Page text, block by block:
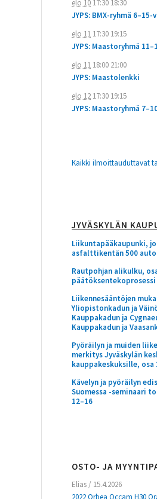
elo 10 17:30 18:30
JYPS: BMX-ryhmä
elo 11 17:30 19:15
JYPS: Maastoryhmä
elo 11 18:00 21:00
JYPS: Maastolenkki
elo 12 17:30 19:15
JYPS: Maastoryhmä
Kaikki ilmoittauduttavat
JYVÄSKYLÄN
Liikuntapääkaupunki,
asfalttikentän 500
Rautpohjan alikulku,
päätöksentekoprosessi
Liikennesääntöjen
Yliopistonkadun ja
Kauppakadun ja
Kauppakadun ja
Pyöräilyn ja muiden
merkitys Jyväskylän
kauppakeskuksille, osa
Kävelyn ja pyöräilyn
Suomessa -seminaari
12–16
OSTO- JA
Elias / 15.4.2026
2022 Orbea Occam H30